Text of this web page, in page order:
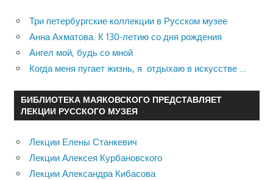
Три петербургские коллекции в Русском музее
Анна Ахматова. К 130-летию со дня рождения
Ангел мой, будь со мной
Когда меня пугает жизнь, я отдыхаю в искусстве …
БИБЛИОТЕКА МАЯКОВСКОГО ПРЕДСТАВЛЯЕТ
ЛЕКЦИИ РУССКОГО МУЗЕЯ
Лекции Елены Станкевич
Лекции Алексея Курбановского
Лекции Александра Кибасова